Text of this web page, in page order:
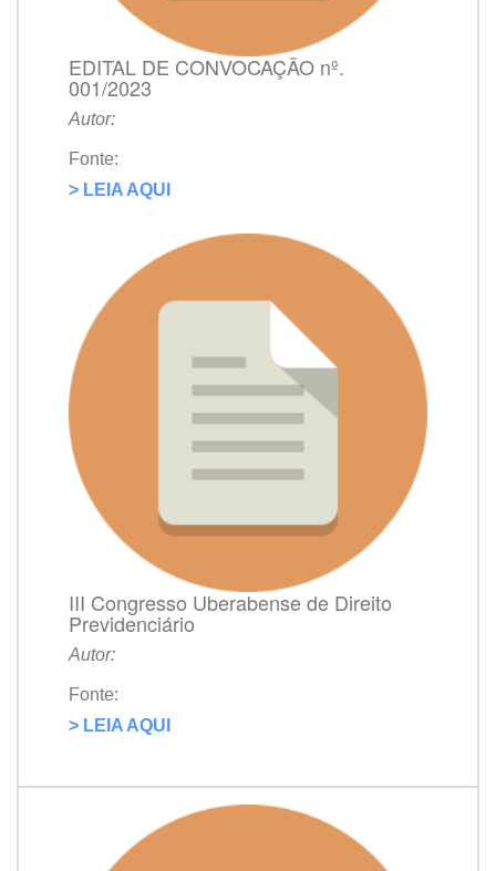
EDITAL DE CONVOCAÇÃO nº.
001/2023
Autor:
Fonte:
> LEIA AQUI
III Congresso Uberabense de Direito
Previdenciário
Autor:
Fonte:
> LEIA AQUI